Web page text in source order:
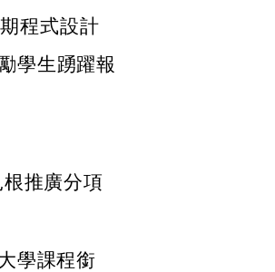
程式設計
學生踴躍報
推廣分項
學課程銜